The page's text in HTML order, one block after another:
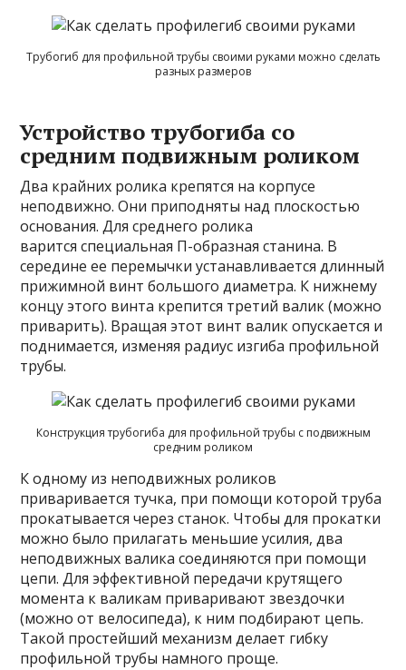
Трубогиб для профильной трубы своими руками можно сделать
разных размеров
Устройство трубогиба со
средним подвижным роликом
Два крайних ролика крепятся на корпусе
неподвижно. Они приподняты над плоскостью
основания. Для среднего ролика
варится специальная П-образная станина. В
середине ее перемычки устанавливается длинный
прижимной винт большого диаметра. К нижнему
концу этого винта крепится третий валик (можно
приварить). Вращая этот винт валик опускается и
поднимается, изменяя радиус изгиба профильной
трубы.
Конструкция трубогиба для профильной трубы с подвижным
средним роликом
К одному из неподвижных роликов
приваривается тучка, при помощи которой труба
прокатывается через станок. Чтобы для прокатки
можно было прилагать меньшие усилия, два
неподвижных валика соединяются при помощи
цепи. Для эффективной передачи крутящего
момента к валикам приваривают звездочки
(можно от велосипеда), к ним подбирают цепь.
Такой простейший механизм делает гибку
профильной трубы намного проще.